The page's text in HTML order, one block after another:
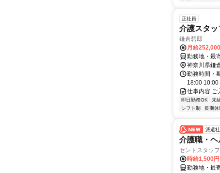
正社員
介護スタ
鎌倉碧邸
月給
勤務地・最
神奈川県鎌
勤務時間・
18:00 10:00
仕事内容 ご
即日勤務OK 未
シフト制
長期休
派遣
介護職・ヘ
セントスタッ
時給1,500
勤務地・最寄駅